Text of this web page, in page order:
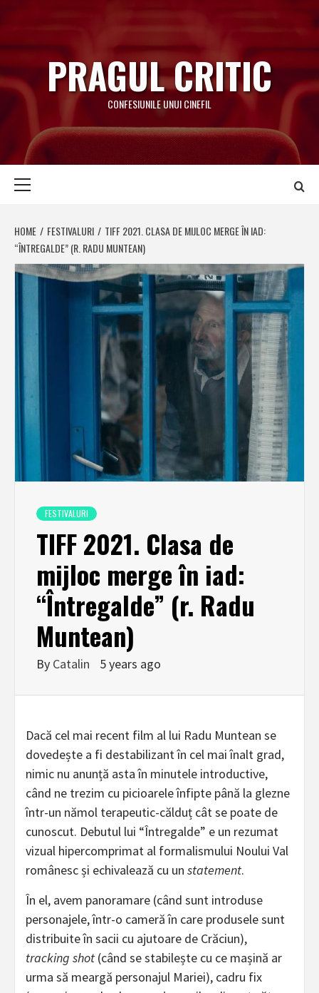
to
content
PRAGUL CRITIC
CONFESIUNILE UNUI CINEFIL
HOME FESTIVALURI
TIFF 2021. CLASA DE MIJLOC MERGE ÎN IAD:
“ÎNTREGALDE” (R. RADU MUNTEAN)
FESTIVALURI
TIFF 2021. Clasa de
mijloc merge în iad:
“Întregalde” (r. Radu
Muntean)
By Catalin 5 years ago
Dacă cel mai recent film al lui Radu Muntean se
dovedește a fi destabilizant în cel mai înalt grad,
nimic nu anunță asta în minutele introductive,
când ne trezim cu picioarele înfipte până la glezne
într-un nămol terapeutic-călduț cât se poate de
cunoscut. Debutul lui “Întregalde” e un rezumat
vizual hipercomprimat al formalismului Noului Val
românesc și echivalează cu un statement.
În el, avem panoramare (când sunt introduse
personajele, într-o cameră în care produsele sunt
distribuite în sacii cu ajutoare de Crăciun),
tracking shot (când se stabilește cu ce mașină ar
urma să meargă personajul Mariei), cadru fix